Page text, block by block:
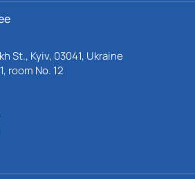
St., Kyiv, 03041, Ukraine
room No. 12